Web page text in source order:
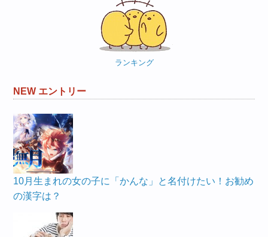
ランキング
NEW エントリー
10月生まれの女の子に「かんな」と名付けたい！お勧め
の漢字は？